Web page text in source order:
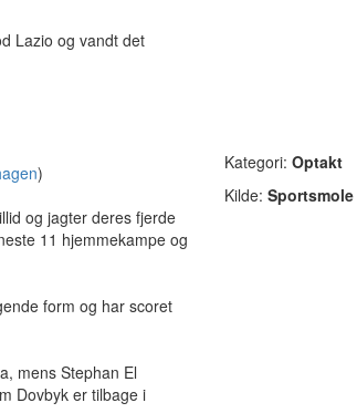
Kategori: Optakt
Kilde: Sportsmole
Lazio og vandt det
)
og jagter deres fjerde
11 hjemmekampe og
form og har scoret
mens Stephan El
Dovbyk er tilbage i